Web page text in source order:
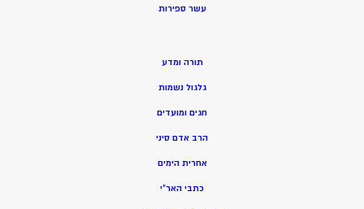
עשר ספירות
תורה ומדע
גלגול נשמות
חגים ומועדים
הרב אדם סיני
אחרית הימים
כתבי האר”י